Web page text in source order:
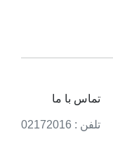
تماس با ما
تلفن : 02172016